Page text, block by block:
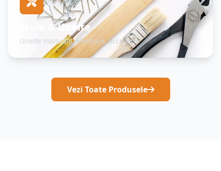
Scule & Unelte
Unelte manuale, electrice, accesorii
Vezi Toate Produsele